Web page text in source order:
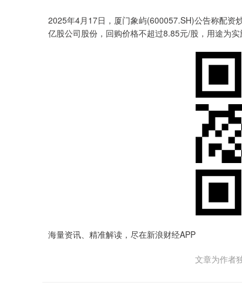
2025年4月17日，厦门象屿(600057.SH)公告称配资
亿股公司股份，回购价格不超过8.85元/股，用途为实
海量资讯、精准解读，尽在新浪财经APP
文章为作者